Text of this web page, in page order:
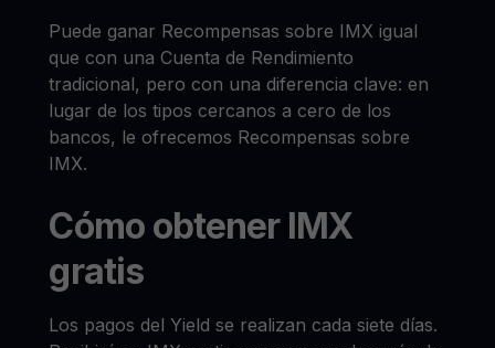
Puede ganar Recompensas sobre IMX igual
que con una Cuenta de Rendimiento
tradicional, pero con una diferencia clave: en
lugar de los tipos cercanos a cero de los
bancos, le ofrecemos Recompensas sobre
IMX.
Cómo obtener IMX
gratis
Los pagos del Yield se realizan cada siete días.